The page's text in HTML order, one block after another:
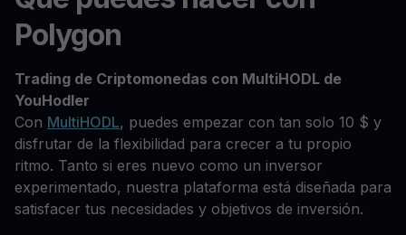
Polygon
Trading de Criptomonedas con MultiHODL de
YouHodler
Con MultiHODL, puedes empezar con tan solo 10 $ y
disfrutar de la flexibilidad para crecer a tu propio
ritmo. Tanto si eres nuevo como un inversor
experimentado, nuestra plataforma está diseñada para
satisfacer tus necesidades y objetivos de inversión.